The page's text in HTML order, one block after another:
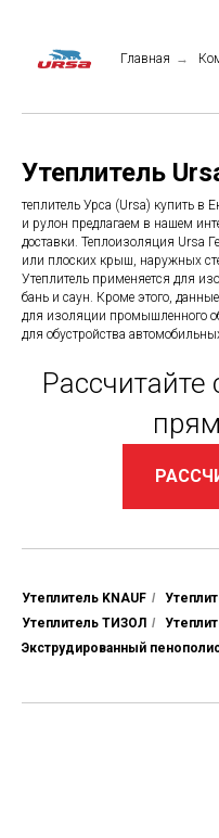
Главная →
Утеплитель
теплитель Урса (Ursa) купить в
и рулон предлагаем в нашем
доставки. Теплоизоляция Ursa
или плоских крыш, наружных
Утеплитель применяется для
бань и саун. Кроме этого,
для изоляции промышленного
для обустройства
Рассчитайте
Утеплитель KNAUF /
Утеплитель ТИЗОЛ /
Экструдированный